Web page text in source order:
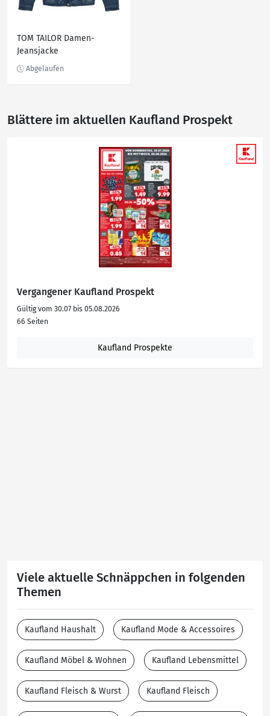
TOM TAILOR Damen-
Jeansjacke
Blättere im aktuellen Kaufland Prospekt
Vergangener Kaufland Prospekt
Gültig vom 30.07 bis 05.08.2026
66 Seiten
Kaufland Prospekte
Viele aktuelle Schnäppchen in folgenden
Themen
Kaufland Haushalt Kaufland Mode & Accessoires
Kaufland Möbel & Wohnen Kaufland Lebensmittel
Kaufland Fleisch & Wurst Kaufland Fleisch